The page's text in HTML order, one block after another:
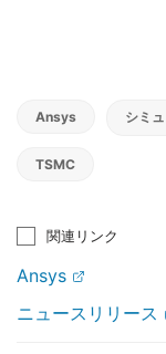
Ansys シミ
TSMC
関連リンク
Ansys
ニュースリリース